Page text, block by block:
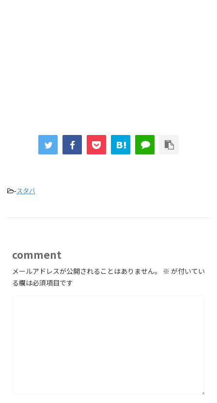
-スタバ
comment
メールアドレスが公開されることはありません。 ※ が付いてい
る欄は必須項目です